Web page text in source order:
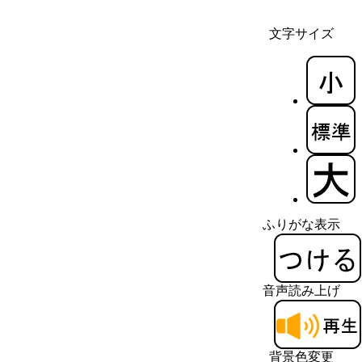
文字サイズ
ふりがな表示
音声読み上げ
背景色変更